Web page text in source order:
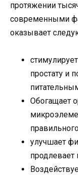
протяжении
современными
оказывает
простату и
Обогащает
улучшает
продлевает